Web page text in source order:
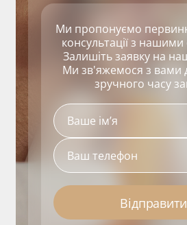
Ми пропонуємо
консультації з
Залишіть заявку на
Ми зв'яжемося з вами
зручного часу
Відправити